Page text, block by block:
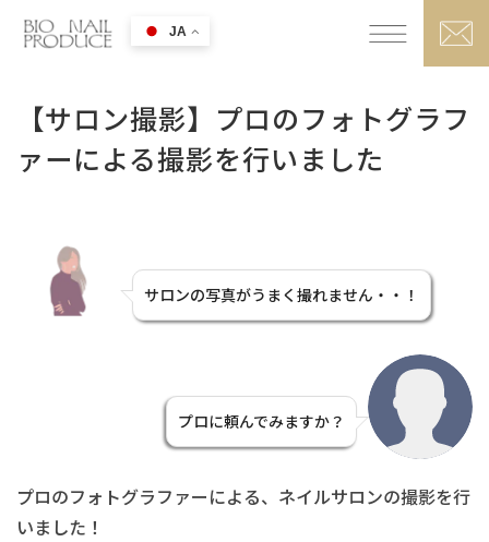
【サロン撮影】プロのフォトグラフ
ァーによる撮影を行いました
サロンの写真がうまく撮れません・・！
プロに頼んでみますか？
プロのフォトグラファーによる、ネイルサロンの撮影を行
いました！